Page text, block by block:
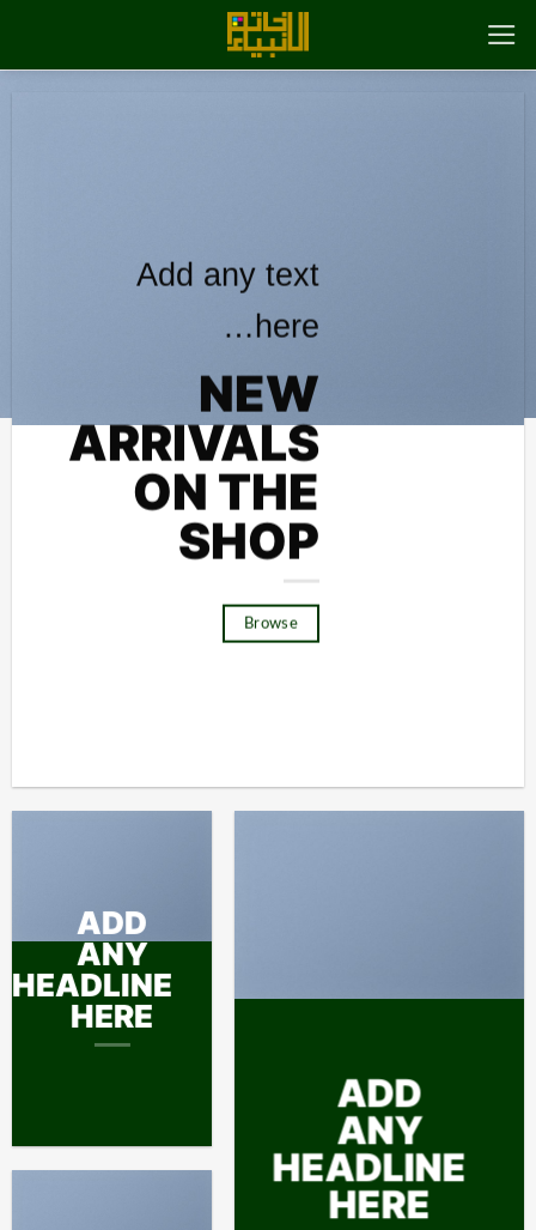
Add any text
here…
NEW
ARRIVALS
ON THE
SHOP
Browse
ADD
ANY
HEADLINE
HERE
ADD
ANY
HEADLINE
HERE